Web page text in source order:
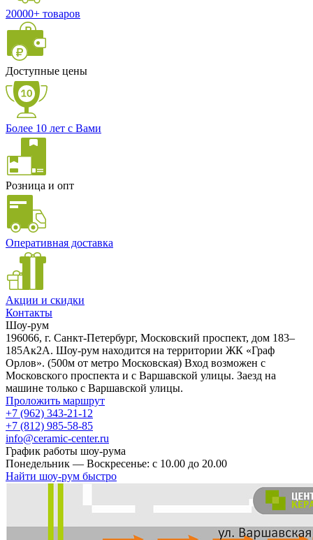
20000+ товаров
Доступные цены
Более 10 лет с Вами
Розница и опт
Оперативная доставка
Акции и скидки
Контакты
Шоу-рум
196066, г. Санкт-Петербург, Московский проспект, дом 183–
185Ак2А. Шоу-рум находится на территории ЖК «Граф
Орлов». (500м от метро Московская) Вход возможен с
Московского проспекта и с Варшавской улицы. Заезд на
машине только с Варшавской улицы.
Проложить маршрут
+7 (962) 343-21-12
+7 (812) 985-58-85
info@ceramic-center.ru
График работы шоу-рума
Понедельник — Воскресенье: с 10.00 до 20.00
Найти шоу-рум быстро